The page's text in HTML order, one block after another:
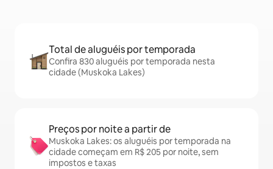
Total de aluguéis por temporada
Confira 830 aluguéis por temporada nesta
cidade (Muskoka Lakes)
Preços por noite a partir de
Muskoka Lakes: os aluguéis por temporada na
cidade começam em R$ 205 por noite, sem
impostos e taxas